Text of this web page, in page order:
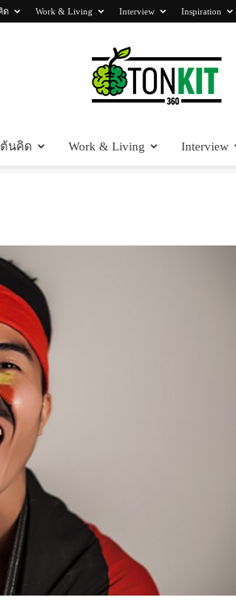
ด Work & Living Interview Inspiration
ต้นคิด Work & Living Interview